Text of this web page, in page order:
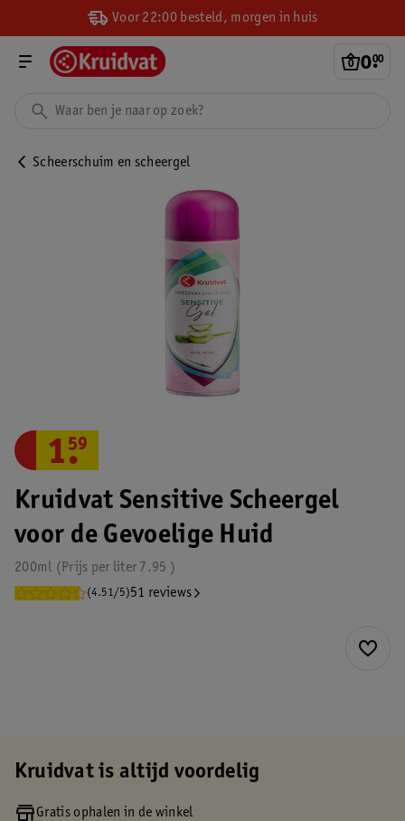
Voor 22:00 besteld, morgen in huis
0.
00
Scheerschuim en scheergel
Kruidvat Sensitive Scheergel
voor de Gevoelige Huid
200ml 7.95
Prijs per liter
(4.51/5)51 reviews
1.
59
Kruidvat is altijd voordelig
Gratis ophalen in de winkel